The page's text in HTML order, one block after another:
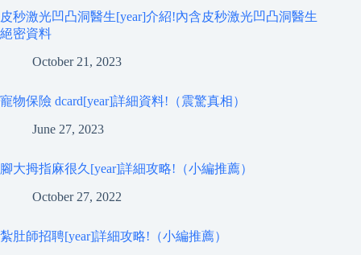
皮秒激光凹凸洞醫生[year]介紹!內含皮秒激光凹凸洞醫生
絕密資料
October 21, 2023
寵物保險 dcard[year]詳細資料!（震驚真相）
June 27, 2023
腳大拇指麻很久[year]詳細攻略!（小編推薦）
October 27, 2022
紮肚師招聘[year]詳細攻略!（小編推薦）